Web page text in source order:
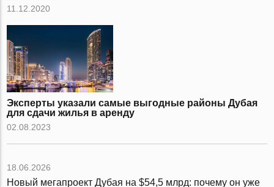
11.12.2020
Эксперты указали самые выгодные районы Дубая
для сдачи жилья в аренду
02.08.2023
18.06.2026
Новый мегапроект Дубая на $54,5 млрд: почему он уже